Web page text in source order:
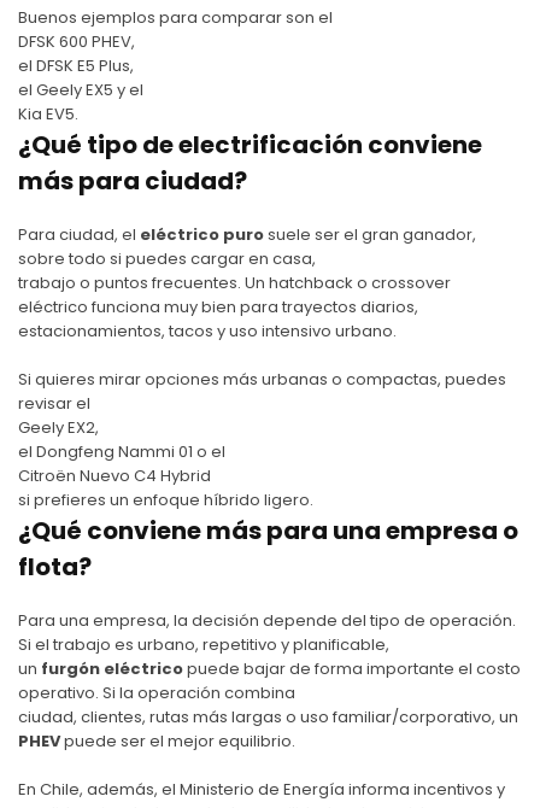
Buenos ejemplos para comparar son el
DFSK 600 PHEV,
el DFSK E5 Plus,
el Geely EX5 y el
Kia EV5.
¿Qué tipo de electrificación conviene
más para ciudad?
Para ciudad, el eléctrico purosuele ser el gran ganador,
sobre todo si puedes cargar en casa,
trabajo o puntos frecuentes. Un hatchback o crossover
eléctrico funciona muy bien para trayectos diarios,
estacionamientos, tacos y uso intensivo urbano.
Si quieres mirar opciones más urbanas o compactas, puedes
revisar el
Geely EX2,
el Dongfeng Nammi 01 o el
Citroën Nuevo C4 Hybrid
si prefieres un enfoque híbrido ligero.
¿Qué conviene más para una empresa o
flota?
Para una empresa, la decisión depende del tipo de operación.
Si el trabajo es urbano, repetitivo y planificable,
un furgón eléctricopuede bajar de forma importante el costo
operativo. Si la operación combina
ciudad, clientes, rutas más largas o uso familiar/corporativo, un
PHEVpuede ser el mejor equilibrio.
En Chile, además, el Ministerio de Energía informa incentivos y